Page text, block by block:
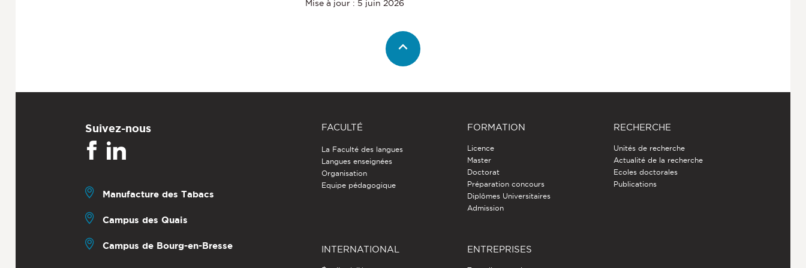
Mise à jour : 5 juin 2026
Suivez-nous
Manufacture des Tabacs
Campus des Quais
Campus de Bourg-en-Bresse
FACULTÉ
La Faculté des langues
Langues enseignées
Organisation
Equipe pédagogique
FORMATION
Licence
Master
Doctorat
Préparation concours
Diplômes Universitaires
Admission
RECHERCHE
Unités de recherche
Actualité de la recherche
Ecoles doctorales
Publications
INTERNATIONAL ENTREPRISES